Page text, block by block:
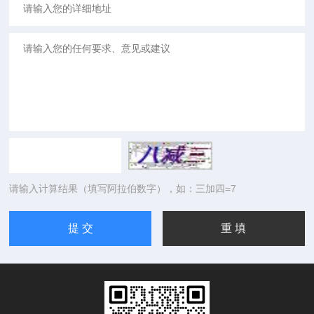
请输入计算结果（填写阿拉伯数字），如：三加四=7